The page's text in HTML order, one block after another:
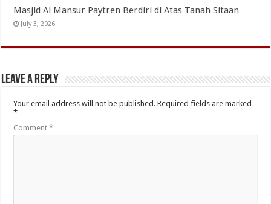
Masjid Al Mansur Paytren Berdiri di Atas Tanah Sitaan
July 3, 2026
Leave a Reply
Your email address will not be published. Required fields are marked
*
Comment*